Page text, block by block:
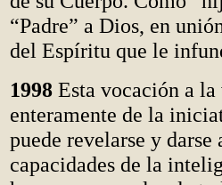
“Padre” a Dios, en
del Espíritu que le
1998 Esta vocación a la
enteramente de la
puede revelarse y darse
capacidades de la